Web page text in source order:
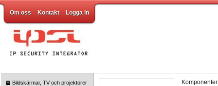
Om oss Kontakt Logga in
Bildskärmar, TV och projektorer
Komponenter